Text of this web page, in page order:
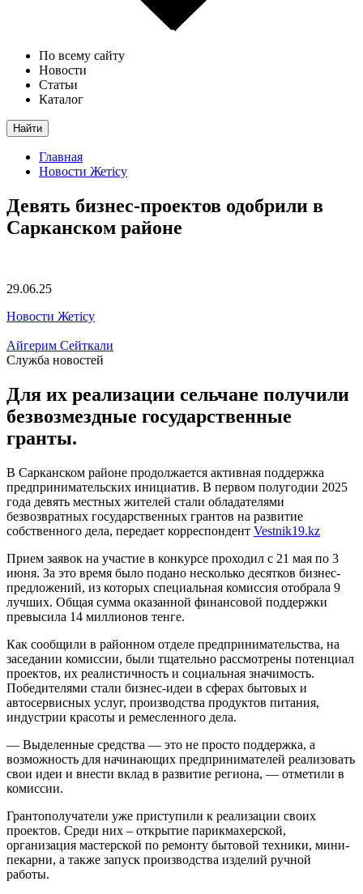
По всему сайту
Новости
Статьи
Каталог
Найти
Главная
Новости Жетісу
Девять бизнес-проектов одобрили в
Сарканском районе
29.06.25
Новости Жетісу
Айгерим Сейткали
Служба новостей
Для их реализации сельчане получили
безвозмездные государственные
гранты.
В Сарканском районе продолжается активная поддержка
предпринимательских инициатив. В первом полугодии 2025
года девять местных жителей стали обладателями
безвозвратных государственных грантов на развитие
собственного дела, передает корреспондент Vestnik19.kz
Прием заявок на участие в конкурсе проходил с 21 мая по 3
июня. За это время было подано несколько десятков бизнес-
предложений, из которых специальная комиссия отобрала 9
лучших. Общая сумма оказанной финансовой поддержки
превысила 14 миллионов тенге.
Как сообщили в районном отделе предпринимательства, на
заседании комиссии, были тщательно рассмотрены потенциал
проектов, их реалистичность и социальная значимость.
Победителями стали бизнес-идеи в сферах бытовых и
автосервисных услуг, производства продуктов питания,
индустрии красоты и ремесленного дела.
— Выделенные средства — это не просто поддержка, а
возможность для начинающих предпринимателей реализовать
свои идеи и внести вклад в развитие региона, — отметили в
комиссии.
Грантополучатели уже приступили к реализации своих
проектов. Среди них – открытие парикмахерской,
организация мастерской по ремонту бытовой техники, мини-
пекарни, а также запуск производства изделий ручной
работы.